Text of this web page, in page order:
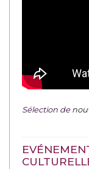
Sélection de